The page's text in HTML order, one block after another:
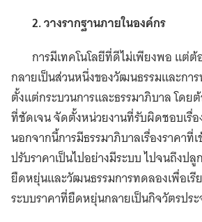
2. วางรากฐานภายในองค์กร
การมีเทคโนโลยีที่ดีไม่เพียงพอ แต่ต้
กลายเป็นส่วนหนึ่งของวัฒนธรรมและกา
ตั้งแต่กระบวนการและธรรมาภิบาล โดย
ที่ชัดเจน จัดตั้งหน่วยงานที่รับผิดชอบเรื่อ
นอกจากนี้การมีธรรมาภิบาลเรื่องราคาที่
ปรับราคาเป็นไปอย่างมีระบบ ไปจนถึงป
ยืดหยุ่นและวัฒนธรรมการทดลองเพื่อเรี
ระบบราคาที่ยืดหยุ่นกลายเป็นกิจวัตรปร